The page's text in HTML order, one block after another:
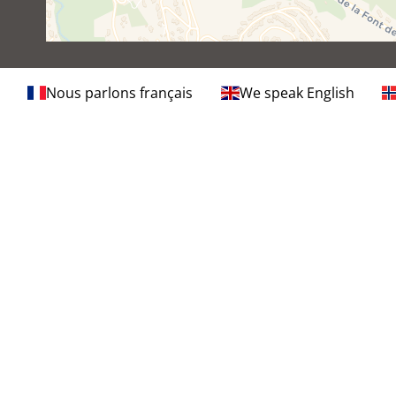
Nous parlons français We speak English